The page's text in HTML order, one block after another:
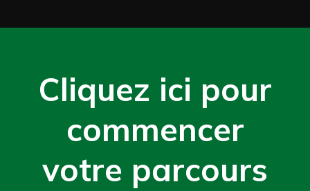
Cliquez ici pour
commencer
votre parcours